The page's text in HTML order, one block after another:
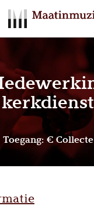
kerkdienst
Toegang: € Collecte